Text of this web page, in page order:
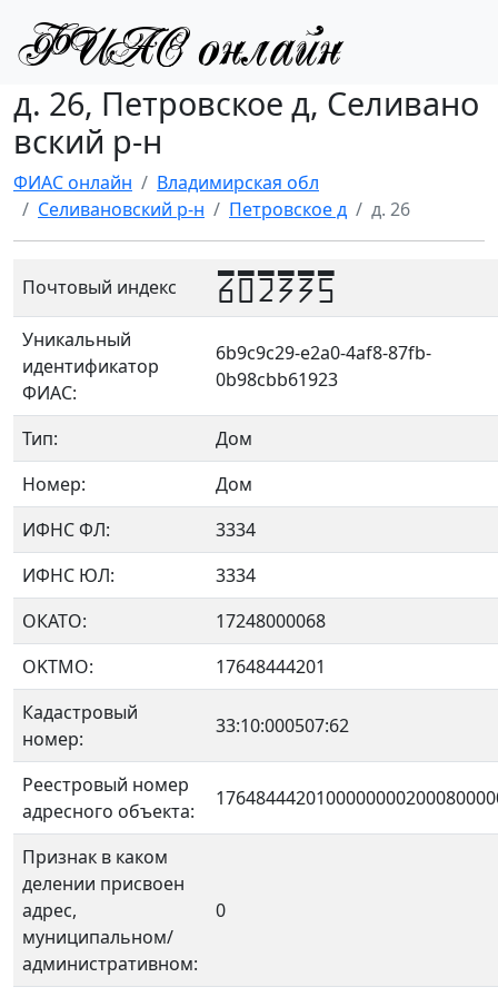
д. 26, Петровское д, Селивано
вский р-н
ФИАС онлайн
Владимирская обл
Селивановский р-н
Петровское д д. 26
Почтовый индекс 602335
Уникальный
идентификатор
ФИАС:
6b9c9c29-e2a0-4af8-87fb-
0b98cbb61923
Тип:
Дом
Номер:
Дом
ИФНС ФЛ:
3334
ИФНС ЮЛ:
3334
ОКАТО:
17248000068
OKTMO:
17648444201
Кадастровый
номер:
33:10:000507:62
Реестровый номер
адресного объекта:
Признак в каком
делении присвоен
адрес,
муниципальном/
административном:
0